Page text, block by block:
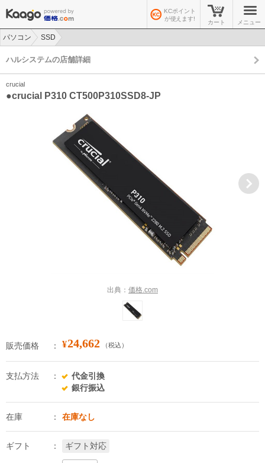
KCポイント
が使えます!
カート メニュー
パソコン
SSD
ハルシステムの店舗詳細
crucial
●crucial P310 CT500P310SSD8-JP
出典： 価格.com
販売価格 ¥24,662 （税込）
支払方法
代金引換
銀行振込
在庫 在庫なし
ギフト ギフト対応